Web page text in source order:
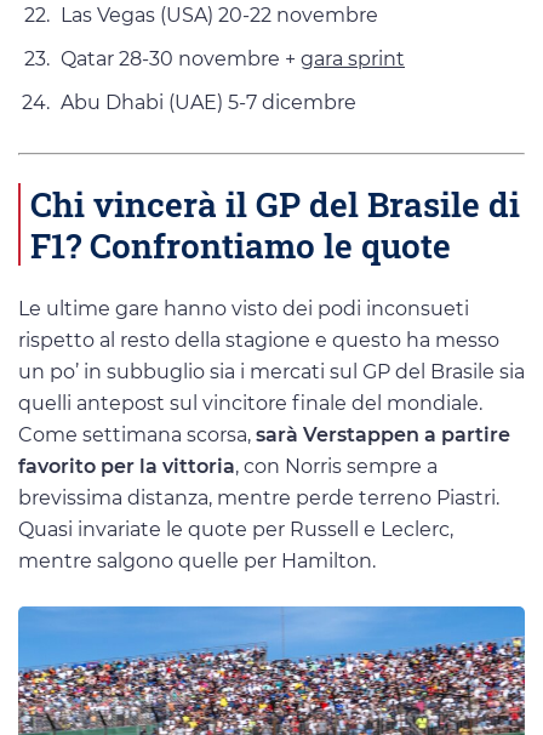
Las Vegas (USA) 20-22 novembre
Qatar 28-30 novembre + gara sprint
Abu Dhabi (UAE) 5-7 dicembre
Chi vincerà il GP del Brasile di
F1? Confrontiamo le quote
Le ultime gare hanno visto dei podi inconsueti
rispetto al resto della stagione e questo ha messo
un po’ in subbuglio sia i mercati sul GP del Brasile sia
quelli antepost sul vincitore finale del mondiale.
Come settimana scorsa, sarà Verstappen a partire
favorito per la vittoria, con Norris sempre a
brevissima distanza, mentre perde terreno Piastri.
Quasi invariate le quote per Russell e Leclerc,
mentre salgono quelle per Hamilton.